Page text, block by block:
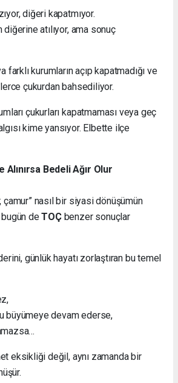
diğeri kapatmıyor.
atılıyor, ama sonuç
farklı kurumların açıp kapatmadığı ve
çukurdan bahsediliyor.
çukurları kapatmaması veya geç
kime yansıyor. Elbette ilçe
Bedeli Ağır Olur
çamur” nasıl bir siyasi dönüşümün
bugün deTOÇbenzer sonuçlar
günlük hayatı zorlaştıran bu temel
büyümeye devam ederse,
eksikliği değil, aynı zamanda bir